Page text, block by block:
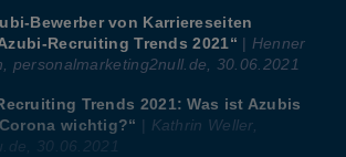
Bewerber von Karriereseiten
Recruiting Trends 2021“ | Henner
personalmarketing2null.de, 30.06.2021
Trends 2021: Was ist Azubis
wichtig?“ | Kathrin Weller,
30.06.2021